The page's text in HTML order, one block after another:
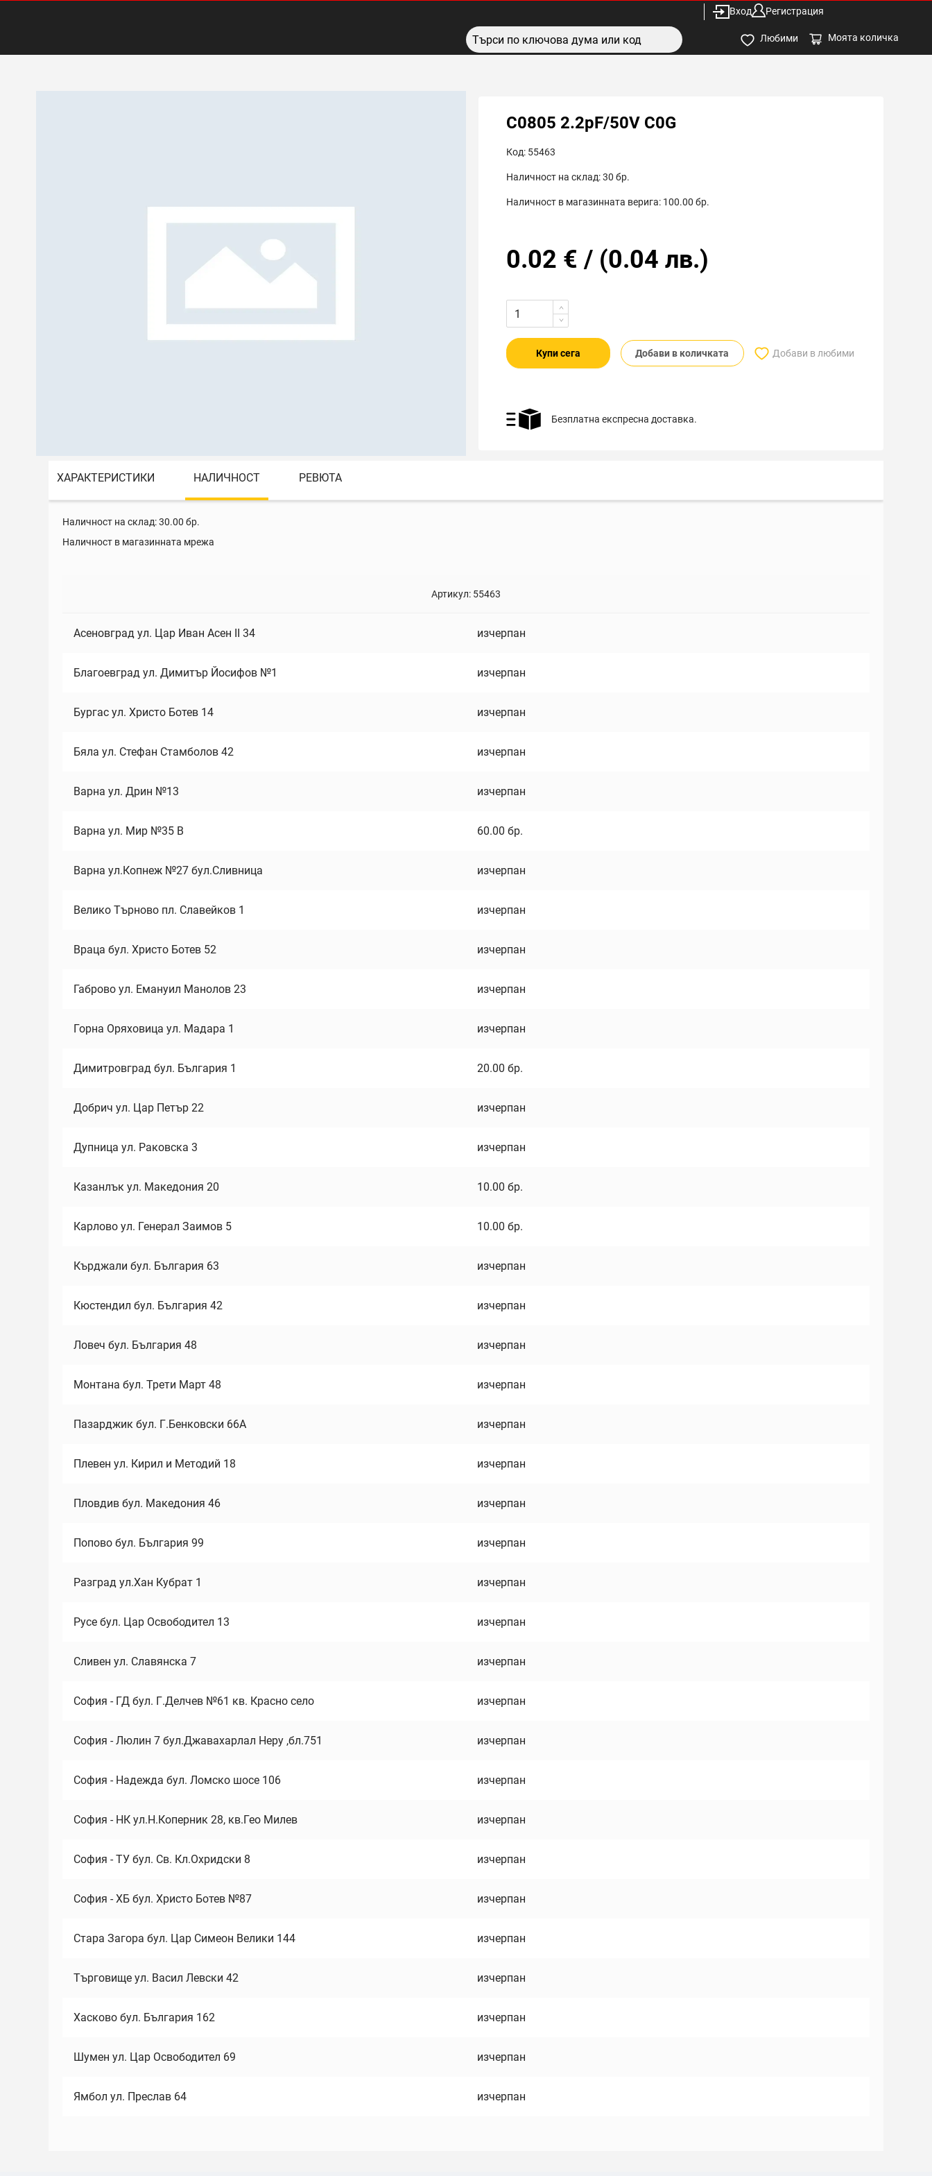
Вход Регистрация
Любими Моята количка
C0805 2.2pF/50V C0G
Код: 55463
Наличност на склад:30 бр.
Наличност в магазинната верига: 100.00 бр.
0.02 € / (0.04 лв.)
Купи сега Добави в количката Добави в любими
Безплатна експресна доставка.
ХАРАКТЕРИСТИКИ НАЛИЧНОСТ РЕВЮТА
Наличност на склад:30.00 бр.
Наличност в магазинната мрежа
Артикул: 55463
Асеновград ул. Цар Иван Асен II 34 изчерпан
Благоевград ул. Димитър Йосифов №1 изчерпан
Бургас ул. Христо Ботев 14 изчерпан
Бяла ул. Стефан Стамболов 42 изчерпан
Варна ул. Дрин №13 изчерпан
Варна ул. Мир №35 В 60.00 бр.
Варна ул.Копнеж №27 бул.Сливница изчерпан
Велико Търново пл. Славейков 1 изчерпан
Враца бул. Христо Ботев 52 изчерпан
Габрово ул. Емануил Манолов 23 изчерпан
Горна Оряховица ул. Мадара 1 изчерпан
Димитровград бул. България 1 20.00 бр.
Добрич ул. Цар Петър 22 изчерпан
Дупница ул. Раковска 3 изчерпан
Казанлък ул. Македония 20 10.00 бр.
Карлово ул. Генерал Заимов 5 10.00 бр.
Кърджали бул. България 63 изчерпан
Кюстендил бул. България 42 изчерпан
Ловеч бул. България 48 изчерпан
Монтана бул. Трети Март 48 изчерпан
Пазарджик бул. Г.Бенковски 66А изчерпан
Плевен ул. Кирил и Методий 18 изчерпан
Пловдив бул. Македония 46 изчерпан
Попово бул. България 99 изчерпан
Разград ул.Хан Кубрат 1 изчерпан
Русе бул. Цар Освободител 13 изчерпан
Сливен ул. Славянска 7 изчерпан
София - ГД бул. Г.Делчев №61 кв. Красно село изчерпан
София - Люлин 7 бул.Джавахарлал Неру ,бл.751 изчерпан
София - Надежда бул. Ломско шосе 106 изчерпан
София - НК ул.Н.Коперник 28, кв.Гео Милев изчерпан
София - ТУ бул. Св. Кл.Охридски 8 изчерпан
София - ХБ бул. Христо Ботев №87 изчерпан
Стара Загора бул. Цар Симеон Велики 144 изчерпан
Търговище ул. Васил Левски 42 изчерпан
Хасково бул. България 162 изчерпан
Шумен ул. Цар Освободител 69 изчерпан
Ямбол ул. Преслав 64 изчерпан